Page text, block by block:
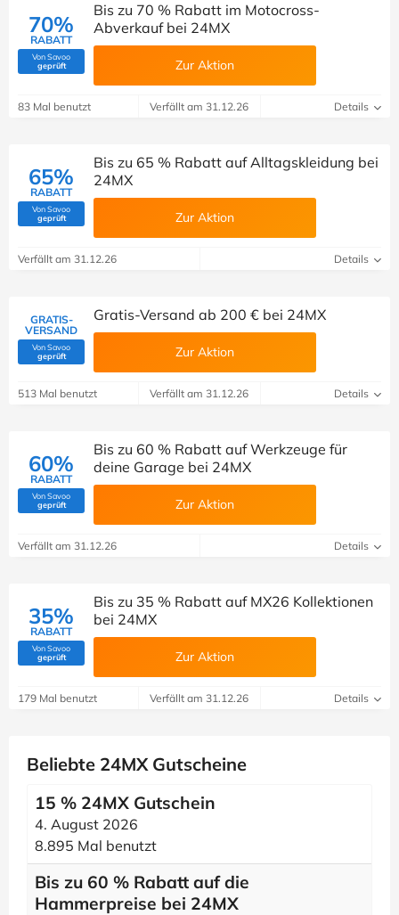
70%
RABATT
Von Savoo
geprüft(Von Savoo geprüft)
Bis zu 70 % Rabatt im Motocross-
Abverkauf bei 24MX
Zur Aktion
83 Mal benutzt Verfällt am 31.12.26 Details
65%
RABATT
Von Savoo
geprüft(Von Savoo geprüft)
Bis zu 65 % Rabatt auf Alltagskleidung bei
24MX
Zur Aktion
Verfällt am 31.12.26 Details
GRATIS-
VERSAND
Von Savoo
geprüft(Von Savoo geprüft)
Gratis-Versand ab 200 € bei 24MX
Zur Aktion
513 Mal benutzt Verfällt am 31.12.26 Details
60%
RABATT
Von Savoo
geprüft(Von Savoo geprüft)
Bis zu 60 % Rabatt auf Werkzeuge für
deine Garage bei 24MX
Zur Aktion
Verfällt am 31.12.26 Details
35%
RABATT
Von Savoo
geprüft(Von Savoo geprüft)
Bis zu 35 % Rabatt auf MX26 Kollektionen
bei 24MX
Zur Aktion
179 Mal benutzt Verfällt am 31.12.26 Details
Beliebte 24MX Gutscheine
15 % 24MX Gutschein
4. August 2026
8.895 Mal benutzt
Bis zu 60 % Rabatt auf die
Hammerpreise bei 24MX